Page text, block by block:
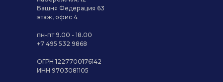
Башня Федерация 63
этаж, офис 4
пн-пт 9.00 - 18.00
+7 495 532 9868
ОГРН 1227700176142
ИНН 9703081105